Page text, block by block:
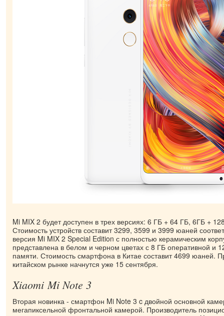
Mi MIX 2 будет доступен в трех версиях: 6 ГБ + 64 ГБ, 6ГБ +
Стоимость устройств составит 3299, 3599 и 3999 юаней
версия Mi MIX 2 Special Edition с полностью керамическим
представлена в белом и черном цветах с 8 ГБ оперативной и
памяти. Стоимость смартфона в Китае составит 4699 юаней.
китайском рынке начнутся уже 15 сентября.
Xiaomi Mi Note 3
Вторая новинка - смартфон Mi Note 3 c двойной основной
мегапиксельной фронтальной камерой. Производитель